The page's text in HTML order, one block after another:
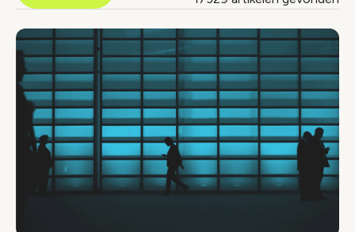
Nieuws index